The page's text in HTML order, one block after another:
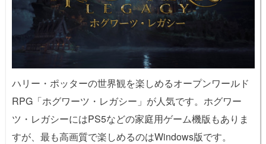
ハリー・ポッターの世界観を楽しめるオープンワールド
RPG「ホグワーツ・レガシー」が人気です。ホグワー
ツ・レガシーにはPS5などの家庭用ゲーム機版もありま
すが、最も高画質で楽しめるのはWindows版です。